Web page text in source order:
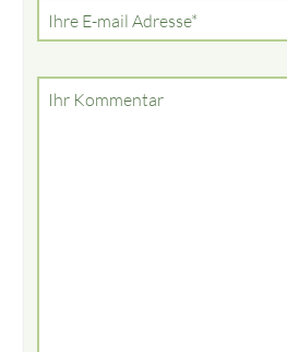
Pflichtfeld
Ihre E-mail Adresse*
Ihr Kommentar